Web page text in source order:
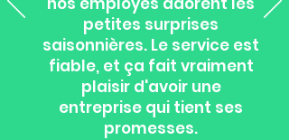
petites surprises
saisonnières. Le service est
fiable, et ça fait vraiment
plaisir d'avoir une
entreprise qui tient ses
promesses.